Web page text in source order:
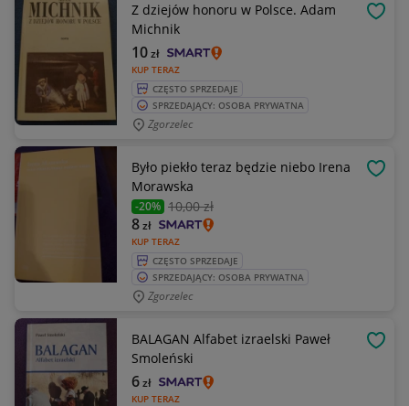
Z dziejów honoru w Polsce. Adam
Michnik
KUP TERAZ
10zł
CZĘSTO SPRZEDAJE
SPRZEDAJĄCY: OSOBA PRYWATNA
Zgorzelec
Było piekło teraz będzie niebo Irena
Morawska
-20% 10,00 zł
KUP TERAZ
8zł
CZĘSTO SPRZEDAJE
SPRZEDAJĄCY: OSOBA PRYWATNA
Zgorzelec
BALAGAN Alfabet izraelski Paweł
Smoleński
KUP TERAZ
6zł